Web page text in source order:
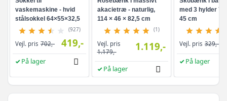
vaskemaskine - hvid
stålsokkel 64×55×32,5
cm
(927)
Vejl. pris 702,- 419,-
På lager
akacietræ - naturlig,
114 × 46 × 82,5 cm
(1)
Vejl. pris
1.179,-
1.119,-
På lager
med 3 hylder 70
45 cm
Vejl. pris 329,-
På lager